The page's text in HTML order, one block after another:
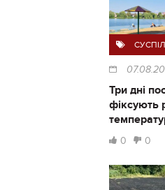
Три дні
фіксують
0 0